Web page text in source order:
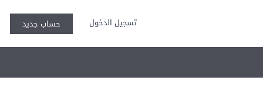
تسجيل الدخول حساب جديد